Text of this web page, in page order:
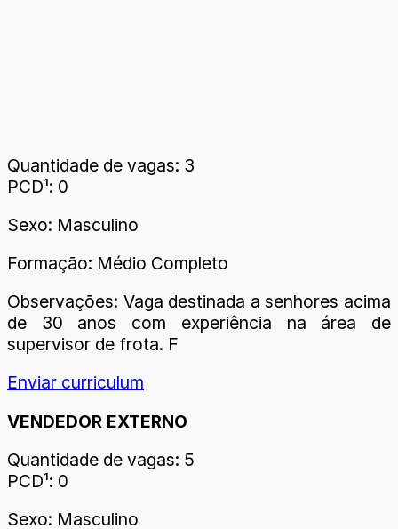
Quantidade de vagas: 3
PCD¹: 0
Sexo: Masculino
Formação: Médio Completo
Observações: Vaga destinada a senhores acima
de 30 anos com experiência na área de
supervisor de frota. F
Enviar curriculum
VENDEDOR EXTERNO
Quantidade de vagas: 5
PCD¹: 0
Sexo: Masculino